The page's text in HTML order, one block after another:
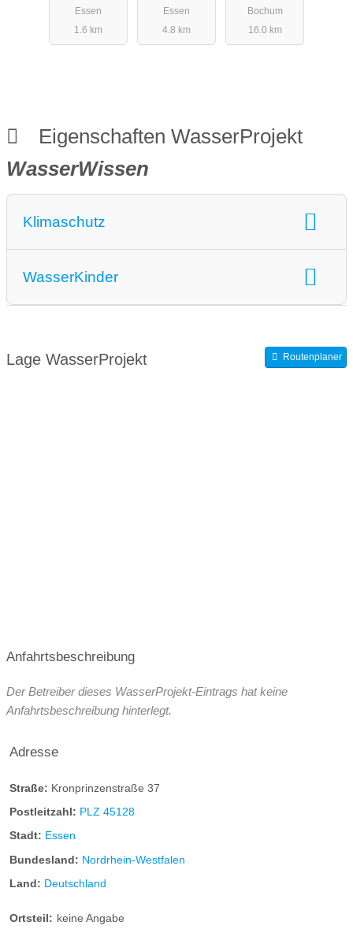
Essen
1.6 km
Essen
4.8 km
Bochum
16.0 km
Eigenschaften WasserProjekt
WasserWissen
Klimaschutz
WasserKinder
Lage WasserProjekt Routenplaner
Anfahrtsbeschreibung
Der Betreiber dieses WasserProjekt-Eintrags hat keine
Anfahrtsbeschreibung hinterlegt.
Adresse
Straße: Kronprinzenstraße 37
Postleitzahl: PLZ 45128
Stadt: Essen
Bundesland: Nordrhein-Westfalen
Land: Deutschland
Ortsteil: keine Angabe